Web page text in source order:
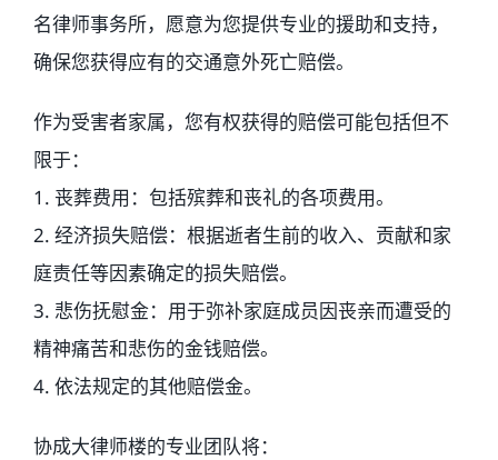
名律师事务所，愿意为您提供专业的援助和支持，
确保您获得应有的交通意外死亡赔偿。
作为受害者家属，您有权获得的赔偿可能包括但不
限于：
1. 丧葬费用：包括殡葬和丧礼的各项费用。
2. 经济损失赔偿：根据逝者生前的收入、贡献和家
庭责任等因素确定的损失赔偿。
3. 悲伤抚慰金：用于弥补家庭成员因丧亲而遭受的
精神痛苦和悲伤的金钱赔偿。
4. 依法规定的其他赔偿金。
协成大律师楼的专业团队将：